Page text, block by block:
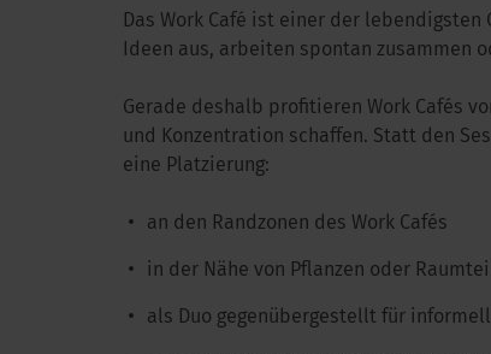
Das Work Café ist einer der
Ideen aus, arbeiten spontan zusammen
Gerade deshalb profitieren Work Cafés
und Konzentration schaffen. Statt den
eine Platzierung:
an den Randzonen des Work Cafés
in der Nähe von Pflanzen oder
als Duo gegenübergestellt für